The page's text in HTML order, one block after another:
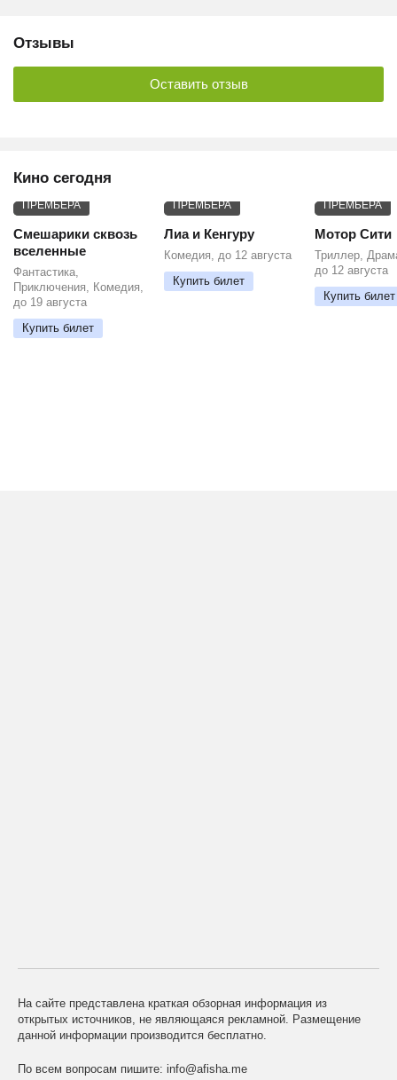
Отзывы
Оставить отзыв
Кино сегодня
ПРЕМЬЕРА
Смешарики сквозь
вселенные
Фантастика,
Приключения, Комедия,
до 19 августа
Купить билет
ПРЕМЬЕРА
Лиа и Кенгуру
Комедия, до 12 августа
Купить билет
ПРЕМЬЕРА
Мотор Сити
Триллер,
до 12 августа
Купить билет
На сайте представлена краткая обзорная информация из
открытых источников, не являющаяся рекламной. Размещение
данной информации производится бесплатно.
По всем вопросам пишите: info@afisha.me